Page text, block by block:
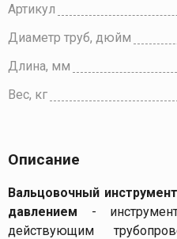
Артикул
Диаметр труб, дюйм
Длина, мм
Вес, кг
Описание
Вальцовочный
давлением -
действующим